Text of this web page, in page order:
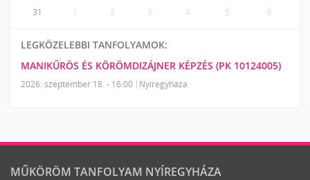
31
1 2 3 4 5 6
LEGKÖZELEBBI TANFOLYAMOK:
MANIKŰRÖS ÉS KÖRÖMDIZÁJNER KÉPZÉS (PK 10124005)
2026. szeptember 18. - 16:00 Nyíregyháza
MŰKÖRÖM TANFOLYAM NYÍREGYHÁZA